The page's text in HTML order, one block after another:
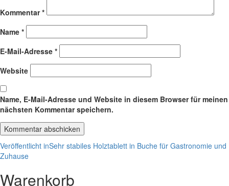
Kommentar*
Name *
E-Mail-Adresse *
Website
Name, E-Mail-Adresse und Website in diesem Browser für meinen
nächsten Kommentar speichern.
Beitragsnavigation
Veröffentlicht inSehr stabiles Holztablett in Buche für Gastronomie und
Zuhause
Warenkorb